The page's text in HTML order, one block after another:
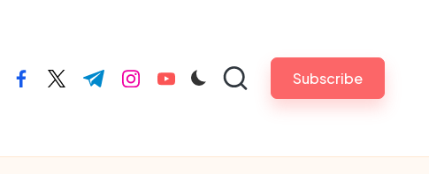
facebook.com
twitter.com
t.me instagram.com
youtube.com Subscribe